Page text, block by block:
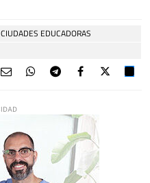
CIUDADES EDUCADORAS